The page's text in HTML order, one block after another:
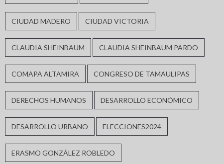
CIUDAD MADERO CIUDAD VICTORIA
CLAUDIA SHEINBAUM CLAUDIA SHEINBAUM PARDO
COMAPA ALTAMIRA CONGRESO DE TAMAULIPAS
DERECHOS HUMANOS DESARROLLO ECONÓMICO
DESARROLLO URBANO ELECCIONES2024
ERASMO GONZÁLEZ ROBLEDO